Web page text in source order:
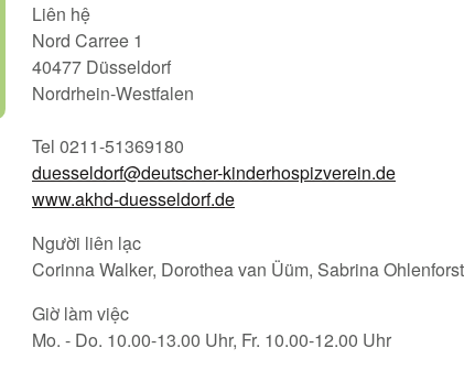
Liên hệ
Nord Carree 1
40477 Düsseldorf
Nordrhein-Westfalen
Tel 0211-51369180
duesseldorf@deutscher-kinderhospizverein.de
www.akhd-duesseldorf.de
Người liên lạc
Corinna Walker, Dorothea van Üüm, Sabrina
Giờ làm việc
Mo. - Do. 10.00-13.00 Uhr, Fr. 10.00-12.00 Uhr